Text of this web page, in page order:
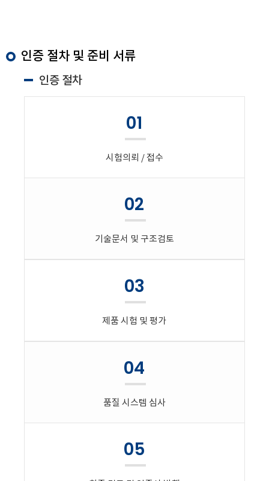
인증 절차 및 준비 서류
인증 절차
01
시험의뢰 / 접수
02
기술문서 및 구조검토
03
제품 시험 및 평가
04
품질 시스템 심사
05